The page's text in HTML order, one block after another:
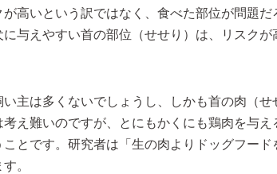
高いという訳ではなく、食べた部位が問題だ
与えやすい首の部位（せせり）は、リスクが
主は多くないでしょうし、しかも首の肉（せ
え難いのですが、とにもかくにも鶏肉を与え
とです。研究者は「生の肉よりドッグフード
。